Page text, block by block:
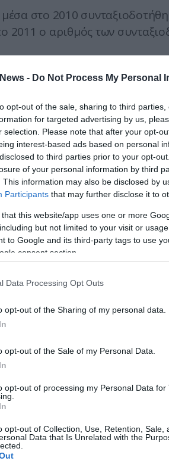
- Do Not Process My Personal
opt-out of the sale, sharing to third
for targeted advertising by us,
selection. Please note that after your opt-
interest-based ads based on personal
to third parties prior to your opt-
of your personal information by third
This information may also be disclosed by
Participants that may further disclose it to
that this website/app uses one or more
but not limited to your visit or
to Google and its third-party tags to use
consent section.
Data Processing Opt Outs
opt-out of the Sharing of my personal data.
opt-out of the Sale of my Personal Data.
opt-out of processing my Personal Data for
opt-out of Collection, Use, Retention, Sale,
Data that Is Unrelated with the
στο 2010
2011 ο αριθμός των
των νοσηλευτών, του
καθώς έως το τέλος
ενός
Από